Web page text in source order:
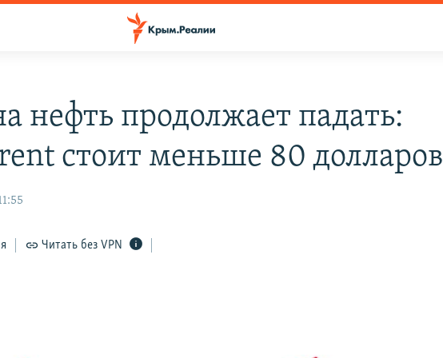
нефть продолжает падать:
стоит меньше 80 долларов
Читать без VPN